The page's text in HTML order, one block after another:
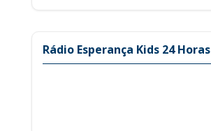
Rádio Esperança Kids 24 Horas